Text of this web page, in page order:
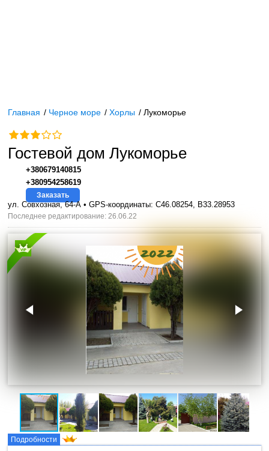
Главная / Черное море /Хорлы /Лукоморье
Гостевой дом Лукоморье
+380679140815
+380954258619
Заказать
ул. Совхозная, 64-А • GPS-координаты: C46.08254, B33.28953
Последнее редактирование: 26.06.22
Подробности